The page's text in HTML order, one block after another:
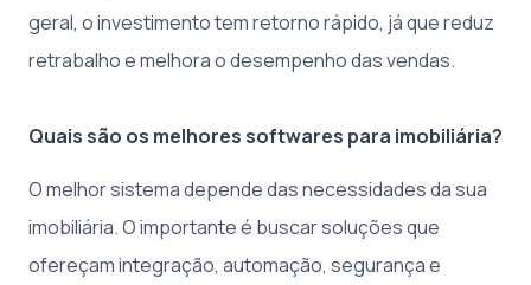
geral, o investimento tem retorno rápido, já que reduz
retrabalho e melhora o desempenho das vendas.
Quais são os melhores softwares para imobiliária?
O melhor sistema depende das necessidades da sua
imobiliária. O importante é buscar soluções que
ofereçam integração, automação, segurança e